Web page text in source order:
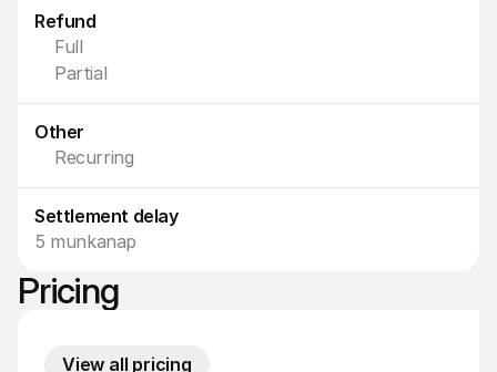
Refund
Full
Partial
Other
Recurring
Settlement delay
5 munkanap
Pricing
View all pricing
Vásárlóknak
Tudd meg, miért szerepel a Mollie a bankszámlakivonatodon
Mollie ügyfeleknek
Lépj kapcsolatba az ügyfélszolgálatunkkal
Vedd fel a kapcsolatot az értékesítéssel
Fedezze fel, hogyan segíthetjük vállalkozását